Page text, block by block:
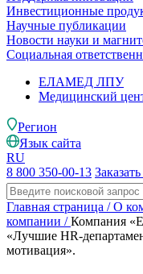
Инвестиционные
Научные публикации
Новости науки и
Социальная
ЕЛАМЕД ЛПУ
Медицинский
Регион
Язык сайта
RU
8 800 350-00-13
Главная страница /О
компании /Компания
«Лучшие HR-
мотивация».